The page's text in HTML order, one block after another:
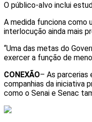
O público-alvo inclui
A medida funciona como
interlocução ainda mais
“Uma das metas do
exercer a função de
CONEXÃO– As parcerias
companhias da iniciativa
como o Senai e Senac